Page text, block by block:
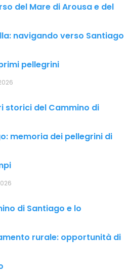
del Mare di Arousa e del
navigando verso Santiago
pellegrini
storici del Cammino di
memoria dei pellegrini di
di Santiago e lo
rurale: opportunità di